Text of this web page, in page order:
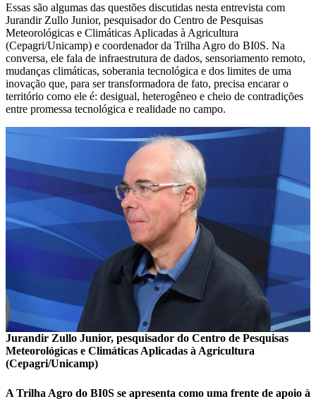
Essas são algumas das questões discutidas nesta entrevista com
Jurandir Zullo Junior, pesquisador do Centro de Pesquisas
Meteorológicas e Climáticas Aplicadas à Agricultura
(Cepagri/Unicamp) e coordenador da Trilha Agro do BI0S. Na
conversa, ele fala de infraestrutura de dados, sensoriamento remoto,
mudanças climáticas, soberania tecnológica e dos limites de uma
inovação que, para ser transformadora de fato, precisa encarar o
território como ele é: desigual, heterogêneo e cheio de contradições
entre promessa tecnológica e realidade no campo.
Jurandir Zullo Junior, pesquisador do Centro de Pesquisas
Meteorológicas e Climáticas Aplicadas à Agricultura
(Cepagri/Unicamp)
A Trilha Agro do BI0S se apresenta como uma frente de apoio à